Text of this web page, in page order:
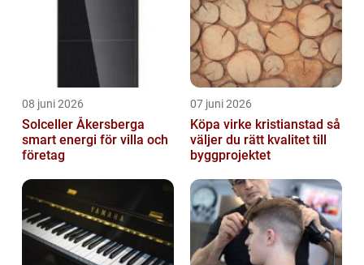
08 juni 2026
Solceller Åkersberga
smart energi för villa och
företag
07 juni 2026
Köpa virke kristianstad så
väljer du rätt kvalitet till
byggprojektet